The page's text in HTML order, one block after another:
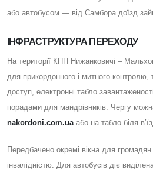
або автобусом — від Самбора доїзд
ІНФРАСТРУКТУРА ПЕРЕХОДУ
На території КПП Нижанковичі –
для прикордонного і митного контролю,
доступ, електронні табло
порадами для мандрівників. Чергу
nakordoni.com.ua або на табло біля
Передбачено окремі вікна для
інвалідністю. Для автобусів діє